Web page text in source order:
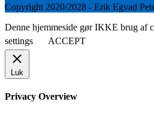
Copyright 2020/2028 - Erik Egvad
Denne hjemmeside gør IKKE brug af
settings
ACCEPT
Luk
Privacy Overview